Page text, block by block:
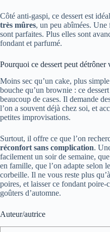
Côté anti-gaspi, ce dessert est
très mûres, un peu abîmées. Une
sont parfaites. Plus elles sont
fondant et parfumé.
Pourquoi ce dessert peut détrôner
Moins sec qu’un cake, plus
bouche qu’un brownie : ce
beaucoup de cases. Il demande
l’on a souvent déjà chez soi, et
petites improvisations.
Surtout, il offre ce que l’on
réconfort sans complication.
facilement un soir de semaine,
en famille, que l’on adapte selon
corbeille. Il ne vous reste plus
poires, et laisser ce fondant poire-
goûters d’automne.
Auteur/autrice